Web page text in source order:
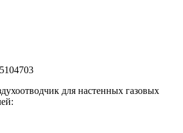
для настенных газовых